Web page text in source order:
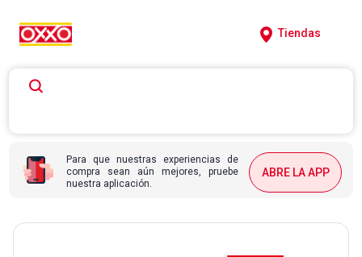
Tiendas
Para que nuestras experiencias de
compra sean aún mejores, pruebe
nuestra aplicación.
ABRE LA APP